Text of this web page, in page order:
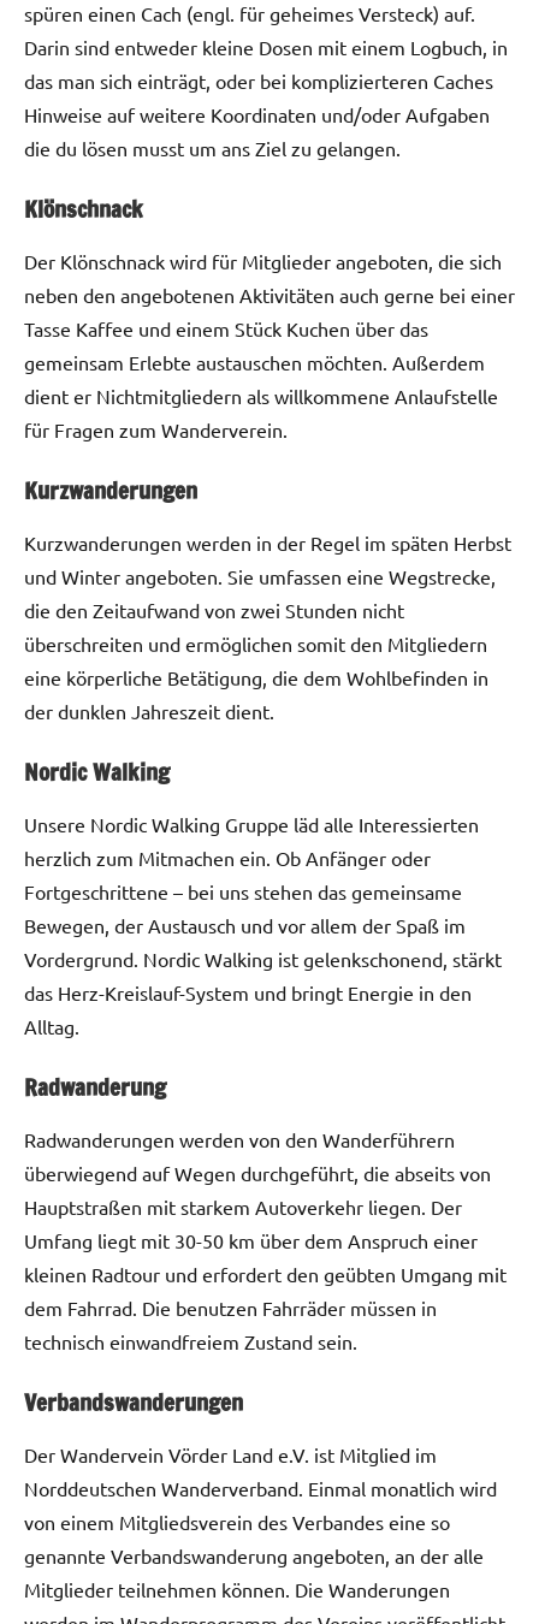
spüren einen Cach (engl. für geheimes Versteck) auf.
Darin sind entweder kleine Dosen mit einem Logbuch, in
das man sich einträgt, oder bei komplizierteren Caches
Hinweise auf weitere Koordinaten und/oder Aufgaben
die du lösen musst um ans Ziel zu gelangen.
Klönschnack
Der Klönschnack wird für Mitglieder angeboten, die sich
neben den angebotenen Aktivitäten auch gerne bei einer
Tasse Kaffee und einem Stück Kuchen über das
gemeinsam Erlebte austauschen möchten. Außerdem
dient er Nichtmitgliedern als willkommene Anlaufstelle
für Fragen zum Wanderverein.
Kurzwanderungen
Kurzwanderungen werden in der Regel im späten Herbst
und Winter angeboten. Sie umfassen eine Wegstrecke,
die den Zeitaufwand von zwei Stunden nicht
überschreiten und ermöglichen somit den Mitgliedern
eine körperliche Betätigung, die dem Wohlbefinden in
der dunklen Jahreszeit dient.
Nordic Walking
Unsere Nordic Walking Gruppe läd alle Interessierten
herzlich zum Mitmachen ein. Ob Anfänger oder
Fortgeschrittene – bei uns stehen das gemeinsame
Bewegen, der Austausch und vor allem der Spaß im
Vordergrund. Nordic Walking ist gelenkschonend, stärkt
das Herz-Kreislauf-System und bringt Energie in den
Alltag.
Radwanderung
Radwanderungen werden von den Wanderführern
überwiegend auf Wegen durchgeführt, die abseits von
Hauptstraßen mit starkem Autoverkehr liegen. Der
Umfang liegt mit 30-50 km über dem Anspruch einer
kleinen Radtour und erfordert den geübten Umgang mit
dem Fahrrad. Die benutzen Fahrräder müssen in
technisch einwandfreiem Zustand sein.
Verbandswanderungen
Der Wandervein Vörder Land e.V. ist Mitglied im
Norddeutschen Wanderverband. Einmal monatlich wird
von einem Mitgliedsverein des Verbandes eine so
genannte Verbandswanderung angeboten, an der alle
Mitglieder teilnehmen können. Die Wanderungen